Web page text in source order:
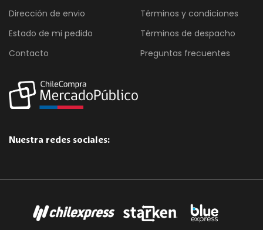
Dirección de envio
Estado de mi pedido
Contacto
Términos y condiciones
Términos de despacho
Preguntas frecuentes
Nuestra redes sociales: